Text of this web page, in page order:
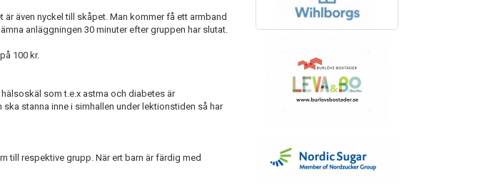
även nyckel till skåpet. Man kommer få ett armband
anläggningen 30 minuter efter gruppen har slutat.
100 kr.
som t.e.x astma och diabetes är
ska stanna inne i simhallen under lektionstiden så har
till respektive grupp. När ert barn är färdig med